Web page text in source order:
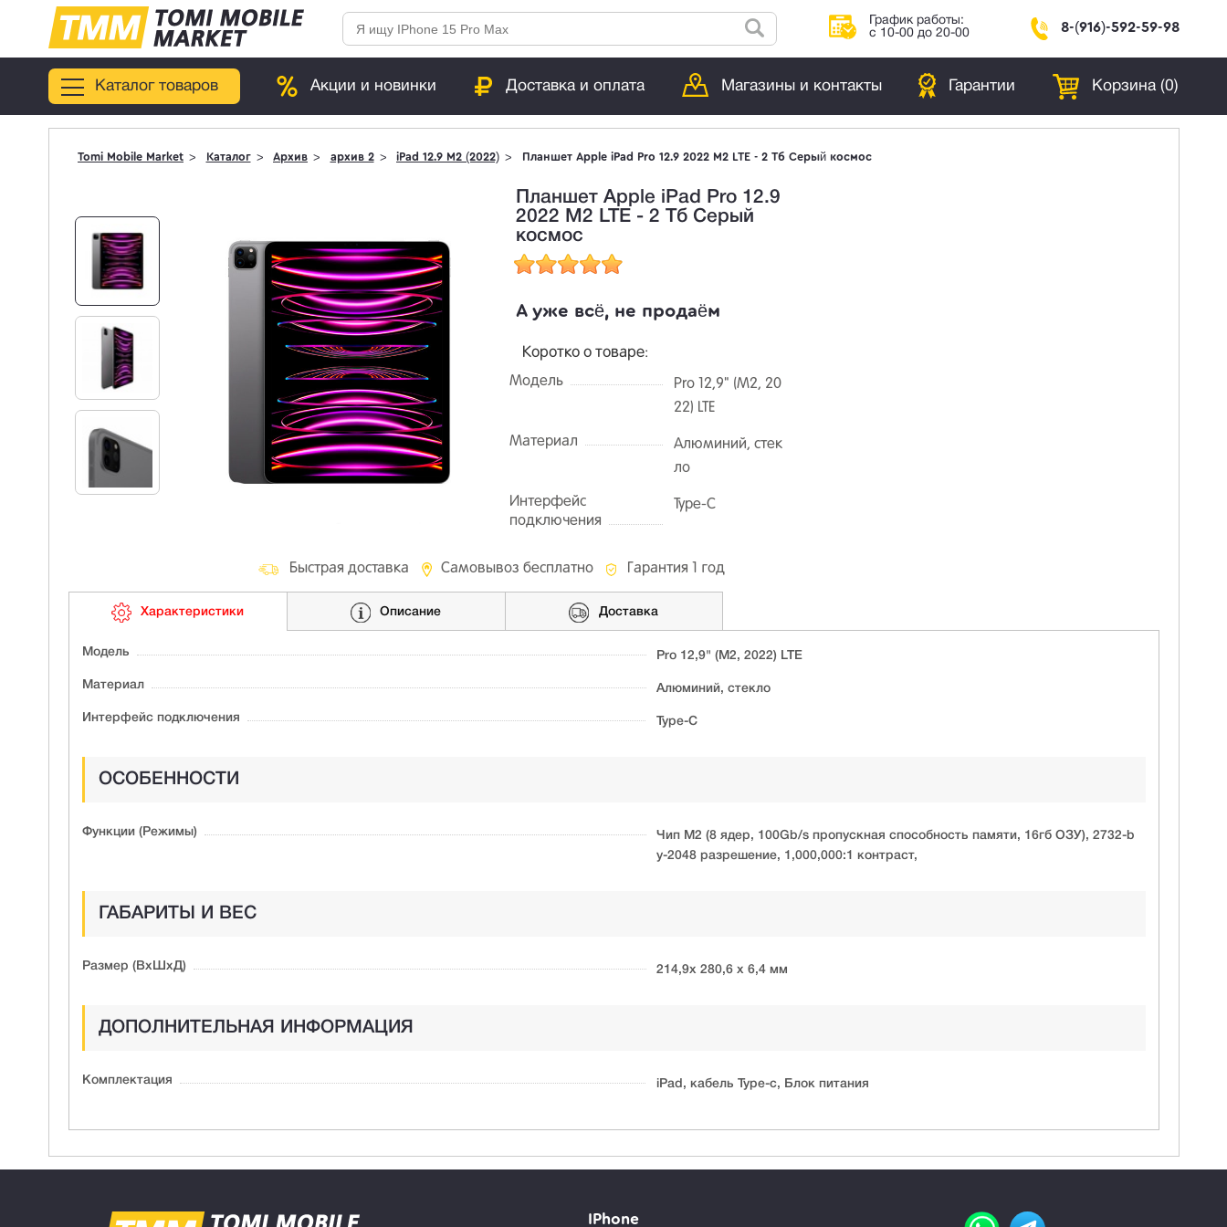
График работы:
с 10-00 до 20-00
8-(916)-592-59-98
Каталог товаров Акции и новинки Доставка и оплата Магазины и контакты Гарантии Корзина (0)
Tomi Mobile Market Каталог Архив архив 2 iPad 12.9 M2 (2022) Планшет Apple iPad Pro 12.9 2022 M2 LTE - 2 Тб Серый космос
Планшет Apple iPad Pro 12.9
2022 M2 LTE - 2 Тб Серый
космос
А уже всё, не продаём
Коротко о товаре:
Модель
Pro 12,9" (M2, 20
22) LTE
Материал
Алюминий, стек
ло
Интерфейс
подключения
Type-C
Быстрая доставка Самовывоз бесплатно Гарантия 1 год
Характеристики Описание Доставка
Модель Pro 12,9" (M2, 2022) LTE
Материал Алюминий, стекло
Интерфейс подключения Type-C
ОСОБЕННОСТИ
Функции (Режимы)
Чип М2 (8 ядер, 100Gb/s пропускная способность памяти, 16гб ОЗУ), 2732-b
y-2048 разрешение, 1,000,000:1 контраст,
ГАБАРИТЫ И ВЕС
Размер (ВxШxД) 214,9х 280,6 х 6,4 мм
ДОПОЛНИТЕЛЬНАЯ ИНФОРМАЦИЯ
Комплектация iPad, кабель Type-c, Блок питания
IPhone